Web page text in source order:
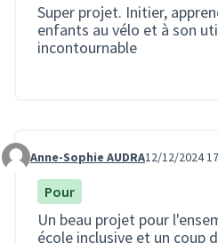
Super projet. Initier,
enfants au vélo et à son
incontournable
Commentaire 3277
Anne-Sophie AUDRA12/12/2024
Pour
Un beau projet pour
école inclusive et un coup